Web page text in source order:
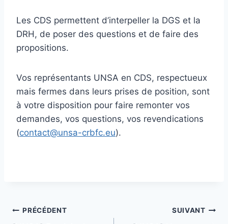
Les CDS permettent d’interpeller la DGS et la
DRH, de poser des questions et de faire des
propositions.
Vos représentants UNSA en CDS, respectueux
mais fermes dans leurs prises de position, sont
à votre disposition pour faire remonter vos
demandes, vos questions, vos revendications
(contact@unsa-crbfc.eu).
Navigation
PRÉCÉDENT SUIVANT